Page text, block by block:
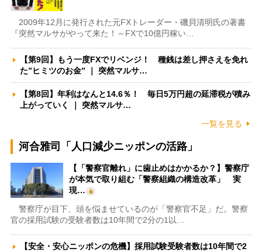
2009年12月に発行された元FXトレーダー・磯貝清明氏の著書
『突然マルサがやって来た！～FXで10億円稼い…
【第9回】もう一度FXでリベンジ！ 種銭は差し押さえを免れ
た”ヒミツのお金” ｜ 突然マルサ…
【第8回】年利はなんと14.6％！ 毎日5万円超の延滞税が積み
上がっていく ｜ 突然マルサ…
一覧を見る
河合雅司「人口減少ニッポンの活路」
【「警察官離れ」に歯止めはかかるか？】警察庁
が本気で取り組む「警察組織の構造改革」 実
現…
警察庁が目下、頭を悩ませているのが「警察官不足」だ。警察
官の採用試験の受験者数は10年間で2分の1以…
【安全・安心ニッポンの危機】採用試験受験者数は10年間で2